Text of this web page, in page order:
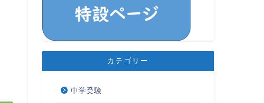
カテゴリー
中学受験